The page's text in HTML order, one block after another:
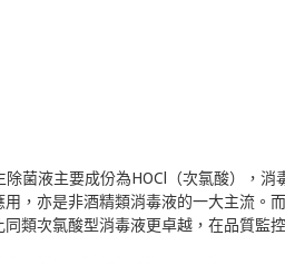
除菌液主要成份為HOCl（次氯酸），
，亦是非酒精類消毒液的一大主流。
同類次氯酸型消毒液更卓越，在品質監